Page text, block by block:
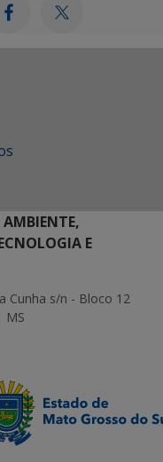
AMBIENTE,
E
Cunha s/n - Bloco 12
MS